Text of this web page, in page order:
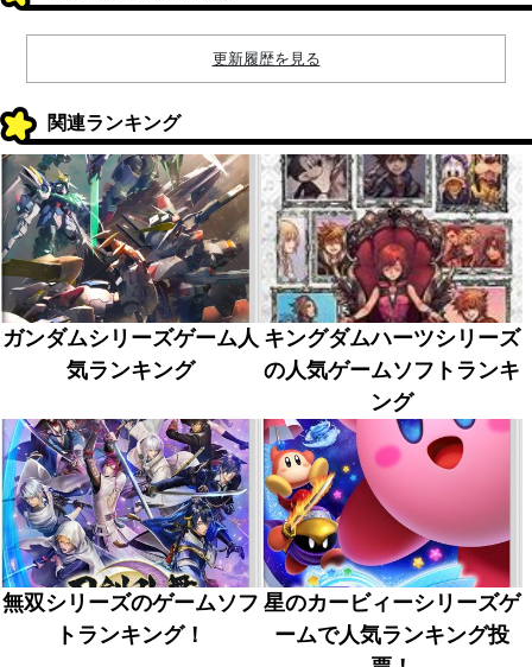
更新履歴を見る
関連ランキング
ガンダムシリーズゲーム人
気ランキング
キングダムハーツシリーズ
の人気ゲームソフトランキ
ング
無双シリーズのゲームソフ
トランキング！
星のカービィーシリーズゲ
ームで人気ランキング投